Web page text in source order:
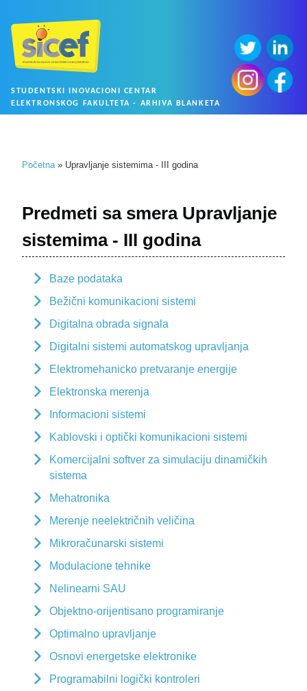
STUDENTSKI INOVACIONI CENTAR
ELEKTRONSKOG FAKULTETA - ARHIVA BLANKETA
Početna » Upravljanje sistemima - III godina
Predmeti sa smera Upravljanje
sistemima - III godina
Baze podataka
Bežični komunikacioni sistemi
Digitalna obrada signala
Digitalni sistemi automatskog upravljanja
Elektromehanicko pretvaranje energije
Elektronska merenja
Informacioni sistemi
Kablovski i optički komunikacioni sistemi
Komercijalni softver za simulaciju dinamičkih
sistema
Mehatronika
Merenje neelektričnih veličina
Mikroračunarski sistemi
Modulacione tehnike
Nelinearni SAU
Objektno-orijentisano programiranje
Optimalno upravljanje
Osnovi energetske elektronike
Programabilni logički kontroleri